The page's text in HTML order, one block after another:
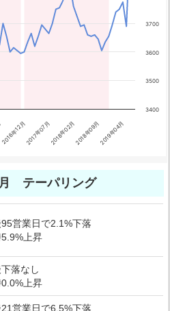
2016年12月2017年07月2018年02月2018年09月2019年04月
3400
3500
3600
3700
テーパリング
95営業日で2.1%下落
5.9%上昇
下落なし
0.0%上昇
21営業日で6.5%下落